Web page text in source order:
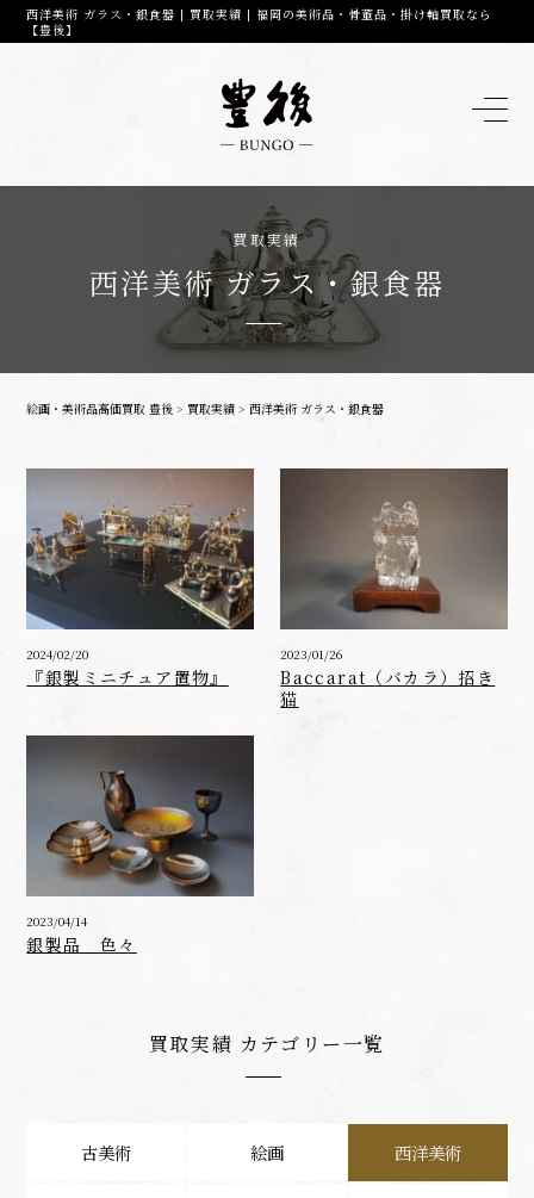
西洋美術 ガラス・銀食器 | 買取実績 | 福岡の美術品・骨董品・掛け軸買取なら
【豊後】
買取実績
西洋美術 ガラス・銀食器
絵画・美術品高価買取 豊後 > 買取実績 >西洋美術 ガラス・銀食器
買取実績 カテゴリー一覧
古美術 絵画 西洋美術
2024/02/20
『銀製ミニチュア置物』
2023/01/26
Baccarat（バカラ）招き
猫
2023/04/14
銀製品 色々